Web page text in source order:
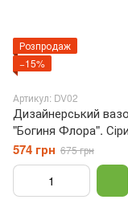
Розпродаж
−15%
Артикул: DV02
Дизайнерський
"Богиня Флора".
574 грн 675 грн